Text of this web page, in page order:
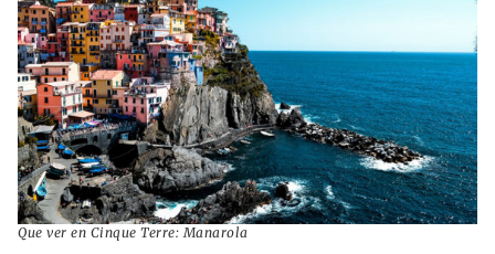
Que ver en Cinque Terre: Manarola